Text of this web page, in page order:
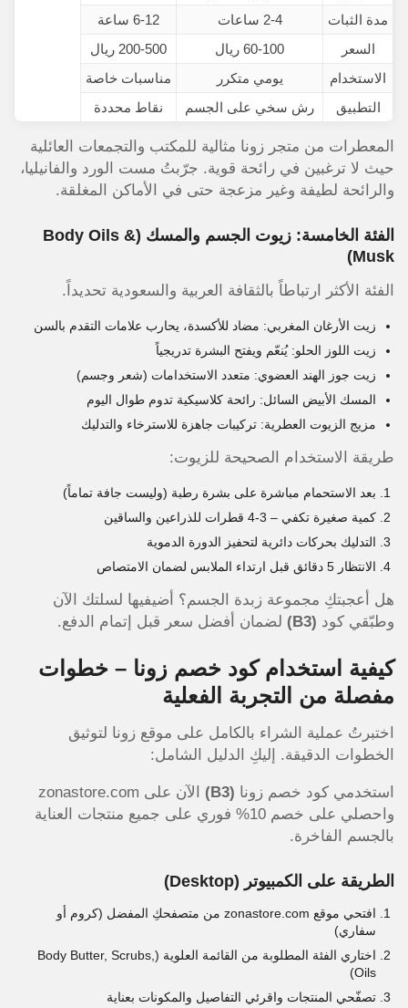
مدة الثبات
2-4 ساعات
6-12 ساعة
السعر
60-100 ريال
200-500 ريال
الاستخدام
يومي متكرر
مناسبات خاصة
التطبيق
رش سخي على الجسم نقاط محددة
المعطرات من متجر زونا مثالية للمكتب والتجمعات العائلية
حيث لا ترغبين في رائحة قوية. جرّبتُ مست الورد والفانيليا،
والرائحة لطيفة وغير مزعجة حتى في الأماكن المغلقة.
الفئة الخامسة: زيوت الجسم والمسك (Body Oils &
Musk)
الفئة الأكثر ارتباطاً بالثقافة العربية والسعودية تحديداً.
زيت الأرغان المغربي: مضاد للأكسدة، يحارب علامات التقدم بالسن
زيت اللوز الحلو: يُنعّم ويفتح البشرة تدريجياً
زيت جوز الهند العضوي: متعدد الاستخدامات (شعر وجسم)
المسك الأبيض السائل: رائحة كلاسيكية تدوم طوال اليوم
مزيج الزيوت العطرية: تركيبات جاهزة للاسترخاء والتدليك
طريقة الاستخدام الصحيحة للزيوت:
بعد الاستحمام مباشرة على بشرة رطبة (وليست جافة تماماً)
كمية صغيرة تكفي – 3-4 قطرات للذراعين والساقين
التدليك بحركات دائرية لتحفيز الدورة الدموية
الانتظار 5 دقائق قبل ارتداء الملابس لضمان الامتصاص
هل أعجبتكِ مجموعة زبدة الجسم؟ أضيفيها لسلتك الآن
وطبّقي كود (B3) لضمان أفضل سعر قبل إتمام الدفع.
كيفية استخدام كود خصم زونا – خطوات
مفصلة من التجربة الفعلية
اختبرتُ عملية الشراء بالكامل على موقع زونا لتوثيق
الخطوات الدقيقة. إليكِ الدليل الشامل:
استخدمي كود خصم زونا (B3)
الآن على zonastore.com
واحصلي على خصم 10% فوري على جميع منتجات العناية
بالجسم الفاخرة.
الطريقة على الكمبيوتر (Desktop)
افتحي موقع zonastore.com من متصفحكِ المفضل (كروم أو
سفاري)
اختاري الفئة المطلوبة من القائمة العلوية (Body Butter, Scrubs,
Oils)
تصفّحي المنتجات واقرئي التفاصيل والمكونات بعناية